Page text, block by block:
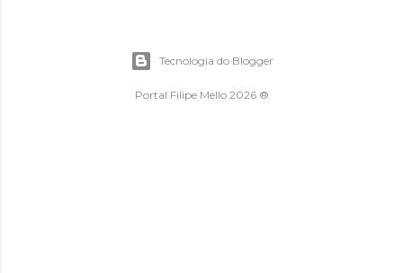
Tecnologia do Blogger
Portal Filipe Mello 2026 ®